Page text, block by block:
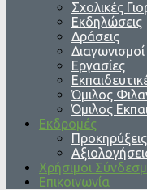
Σχολικές
Εκδηλώσεις
Δράσεις
Διαγωνισμοί
Εργασίες
Όμιλος
Όμιλος
Εκδρομές
Χρήσιμοι
Επικοινωνία